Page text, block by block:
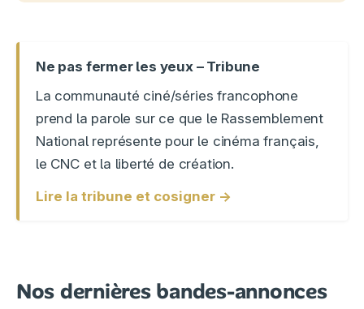
Ne pas fermer les yeux – Tribune
La communauté ciné/séries francophone
prend la parole sur ce que le Rassemblement
National représente pour le cinéma français,
le CNC et la liberté de création.
Lire la tribune et cosigner →
Nos dernières bandes-annonces